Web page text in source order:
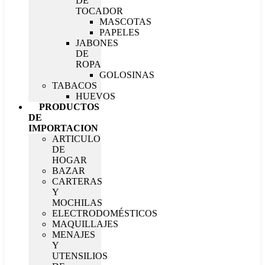
TOCADOR
MASCOTAS
PAPELES
JABONES
DE
ROPA
GOLOSINAS
TABACOS
HUEVOS
PRODUCTOS
DE
IMPORTACION
ARTICULO
DE
HOGAR
BAZAR
CARTERAS
Y
MOCHILAS
ELECTRODOMÉSTICOS
MAQUILLAJES
MENAJES
Y
UTENSILIOS